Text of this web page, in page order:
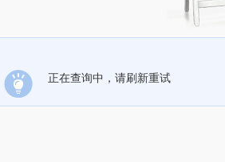
正在查询中，请刷新重试